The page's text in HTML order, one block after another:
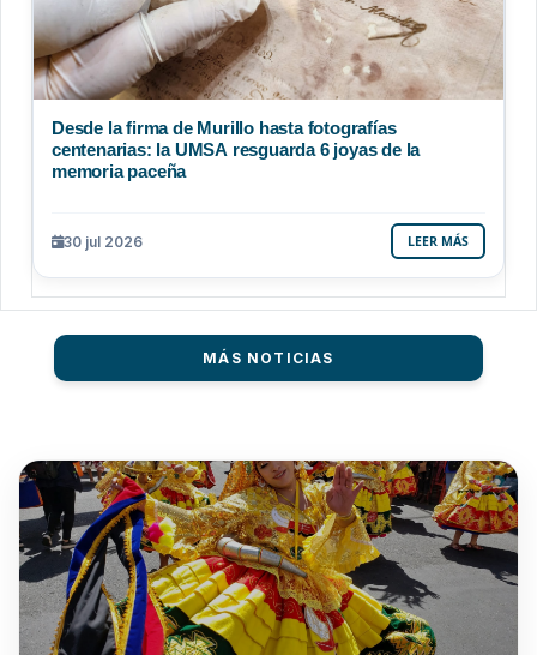
Desde la firma de Murillo hasta fotografías
centenarias: la UMSA resguarda 6 joyas de la
memoria paceña
30 jul 2026 LEER MÁS
MÁS NOTICIAS